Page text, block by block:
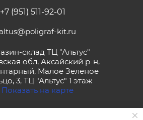
+7 (951) 511-92-01
kit.ru
склад ТЦ "Альтус"
обл, Аксайский р-н,
Малое Зеленое
3, ТЦ "Альтус" 1 этаж
Показать на карте